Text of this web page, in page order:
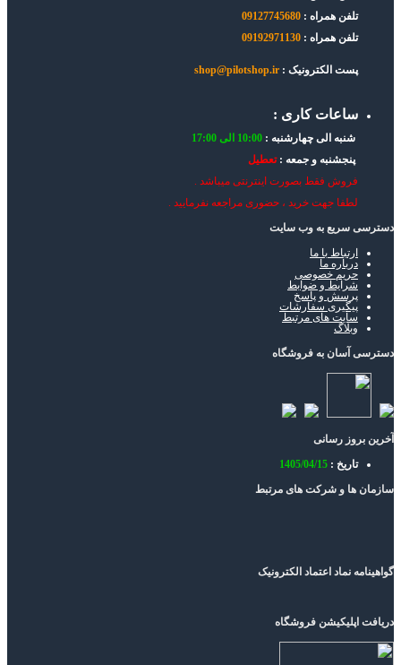
تلفن همراه : 09127745680
تلفن همراه : 09192971130
پست الکترونیک : shop@pilotshop.ir
ساعات کاری :
شنبه الی چهارشنبه : 10:00 الی 17:00
پنجشنبه و جمعه :تعطیل
فروش فقط بصورت اینترنتی میباشد .
لطفا جهت خرید ، حضوری مراجعه نفرمایید .
دسترسی سریع به وب سایت
ارتباط با ما
درباره ما
حریم خصوصی
شرایط و ضوابط
پرسش و پاسخ
پیگیری سفارشات
سایت های مرتبط
وبلاگ
دسترسی آسان به فروشگاه
آخرین بروز رسانی
تاریخ : 1405/04/15
سازمان ها و شرکت های مرتبط
گواهینامه نماد اعتماد الکترونیک
دریافت اپلیکیشن فروشگاه